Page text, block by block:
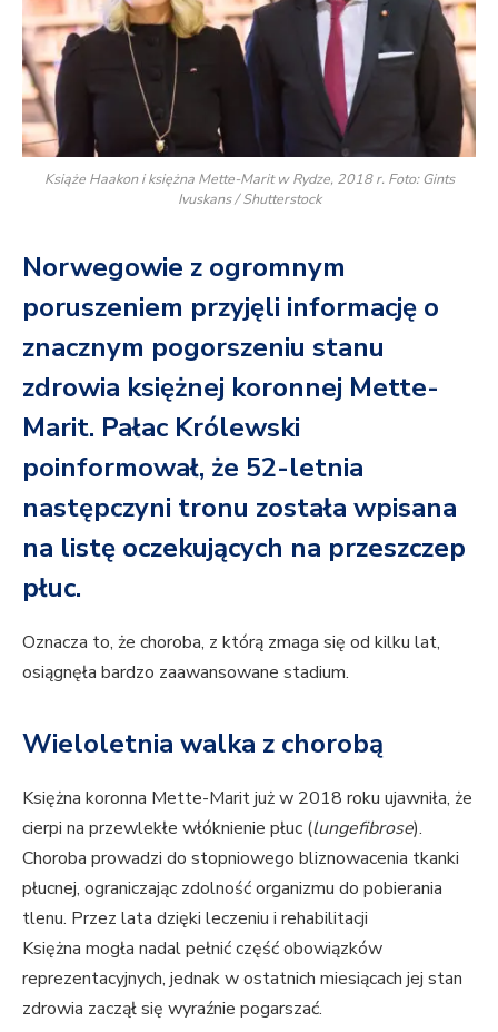
Książe Haakon i księżna Mette-Marit w Rydze, 2018 r. Foto: Gints
Ivuskans / Shutterstock
Norwegowie z ogromnym
poruszeniem przyjęli informację o
znacznym pogorszeniu stanu
zdrowia księżnej koronnej Mette-
Marit. Pałac Królewski
poinformował, że 52-letnia
następczyni tronu została wpisana
na listę oczekujących na przeszczep
płuc.
Oznacza to, że choroba, z którą zmaga się od kilku lat,
osiągnęła bardzo zaawansowane stadium.
Wieloletnia walka z chorobą
Księżna koronna Mette-Marit już w 2018 roku ujawniła, że
cierpi na przewlekłe włóknienie płuc (lungefibrose).
Choroba prowadzi do stopniowego bliznowacenia tkanki
płucnej, ograniczając zdolność organizmu do pobierania
tlenu. Przez lata dzięki leczeniu i rehabilitacji
Księżna mogła nadal pełnić część obowiązków
reprezentacyjnych, jednak w ostatnich miesiącach jej stan
zdrowia zaczął się wyraźnie pogarszać.